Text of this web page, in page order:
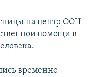
на центр ООН
помощи в
временно